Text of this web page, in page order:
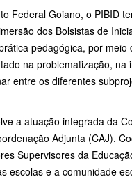
Federal Goiano, o PIBID
dos Bolsistas de
pedagógica, por meio
na problematização, na
entre os diferentes
a atuação integrada da
Adjunta (CAJ),
Supervisores da
escolas e a comunidade